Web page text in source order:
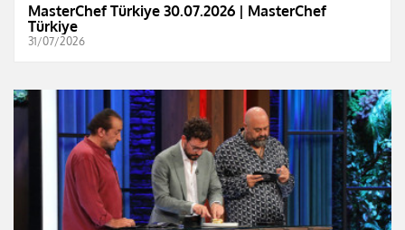
MasterChef Türkiye 30.07.2026 | MasterChef
Türkiye
31/07/2026